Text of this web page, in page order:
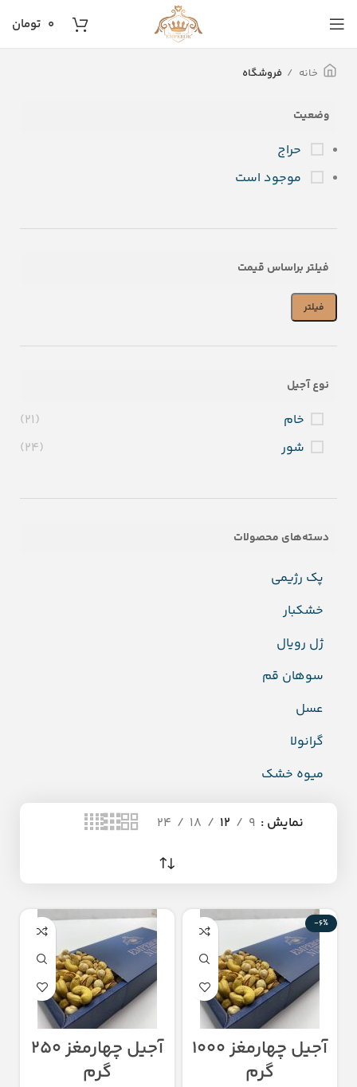
۰ تومان
خانه فروشگاه
وضعیت
حراج
موجود است
فیلتر براساس قیمت
فیلتر
نوع آجیل
خام
(21)
شور
(24)
دسته‌های محصولات
پک رژیمی
خشکبار
ژل رویال
سوهان قم
عسل
گرانولا
میوه خشک
نمایش 9
12
18
24
-6%
آجیل چهارمغز ۱۰۰۰
گرم
آجیل چهارمغز ۲۵۰
گرم